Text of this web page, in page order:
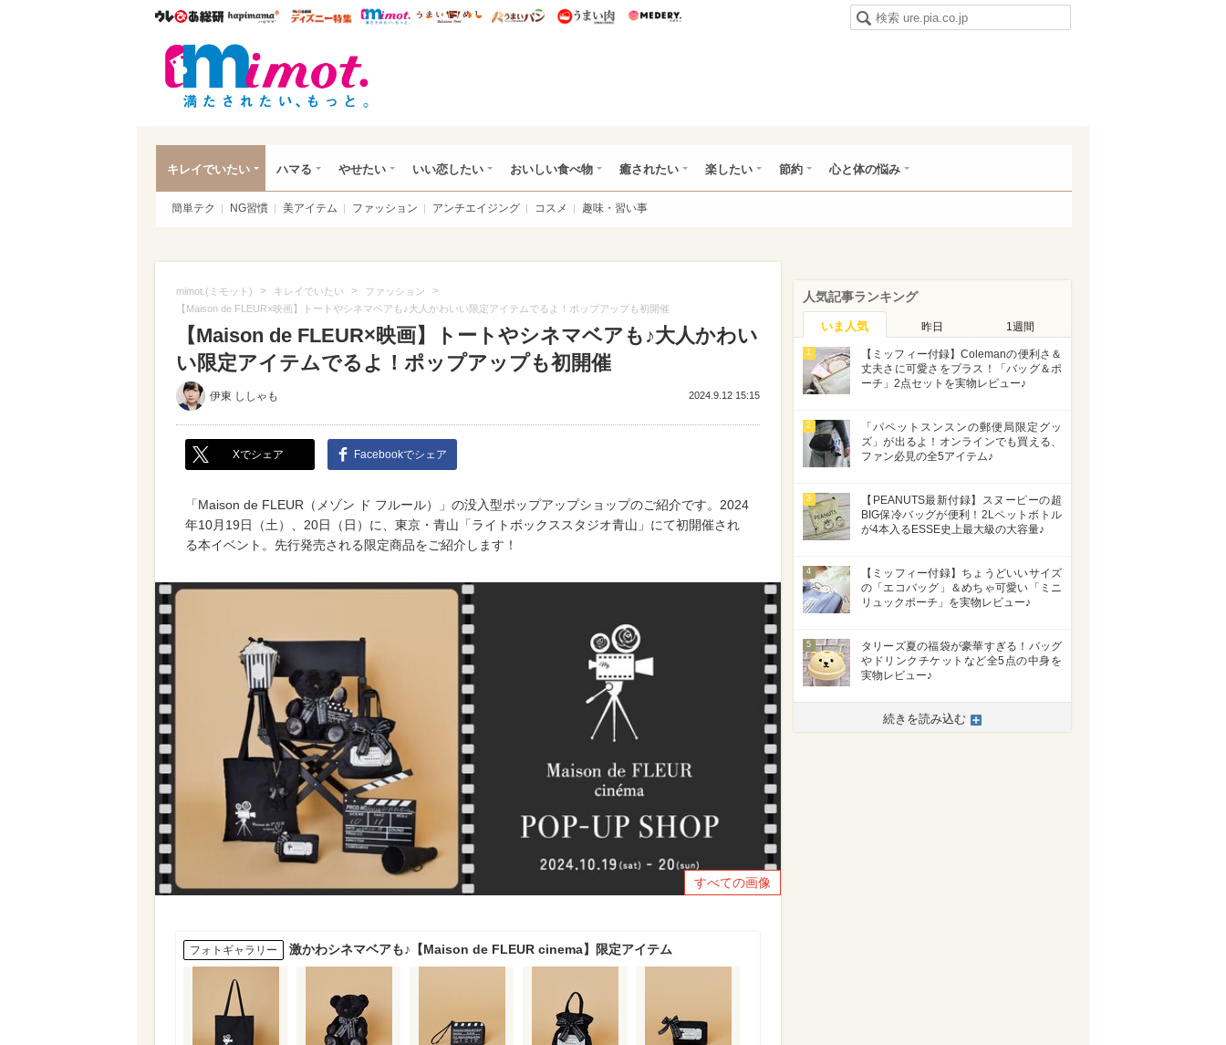
ウレぴあ総研ハピママ* ウレぴあ総研 ディズニー特集
mimot. うまいめし うまいパン うまい肉
キレイでいたい ハマる やせたい いい恋したい おいしい食べ物 癒されたい 楽したい 節約 心と体の悩み
簡単テク NG習慣 美アイテム ファッション アンチエイジング コスメ 趣味・習い事
mimot.(ミモット) > キレイでいたい > ファッション >
【Maison de FLEUR×映画】トートやシネマベアも♪大人かわいい限定アイテムでるよ！ポップアップも初開催
【Maison de FLEUR×映画】トートやシネマベアも♪大人かわい
い限定アイテムでるよ！ポップアップも初開催
伊東 ししゃも 2024.9.12 15:15
Xでシェア Facebookでシェア
「Maison de FLEUR（メゾン ド フルール）」の没入型ポップアップショップのご紹介です。2024
年10月19日（土）、20日（日）に、東京・青山「ライトボックススタジオ青山」にて初開催され
る本イベント。先行発売される限定商品をご紹介します！
すべての画像
フォトギャラリー 激かわシネマベアも♪【Maison de FLEUR cinema】限定アイテム
人気記事ランキング
いま人気 昨日 1週間
1
【ミッフィー付録】Colemanの便利さ＆
丈夫さに可愛さをプラス！「バッグ＆ポ
ーチ」2点セットを実物レビュー♪
2
「パペットスンスンの郵便局限定グッ
ズ」が出るよ！オンラインでも買える、
ファン必見の全5アイテム♪
3
【PEANUTS最新付録】スヌーピーの超
BIG保冷バッグが便利！2Lペットボトル
が4本入るESSE史上最大級の大容量♪
4
【ミッフィー付録】ちょうどいいサイズ
の「エコバッグ」＆めちゃ可愛い「ミニ
リュックポーチ」を実物レビュー♪
5
タリーズ夏の福袋が豪華すぎる！バッグ
やドリンクチケットなど全5点の中身を
実物レビュー♪
続きを読み込む